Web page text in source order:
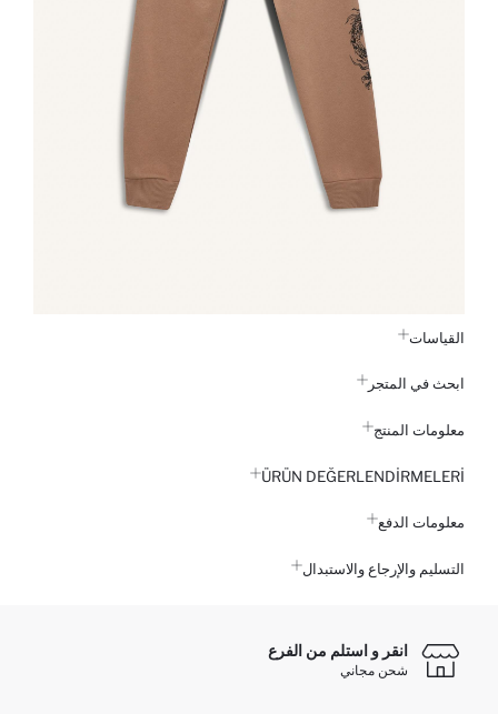
القياسات
ابحث في المتجر
معلومات المنتج
ÜRÜN DEĞERLENDİRMELERİ
معلومات الدفع
التسليم والإرجاع والاستبدال
انقر و استلم من الفرع
شحن مجاني